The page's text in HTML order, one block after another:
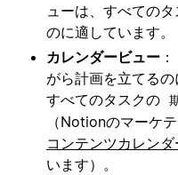
ューは、すべての
のに適しています。
カレンダービュー
がら計画を立てるの
すべてのタスクの
（Notionのマーケ
コンテンツカレンダ
います）。